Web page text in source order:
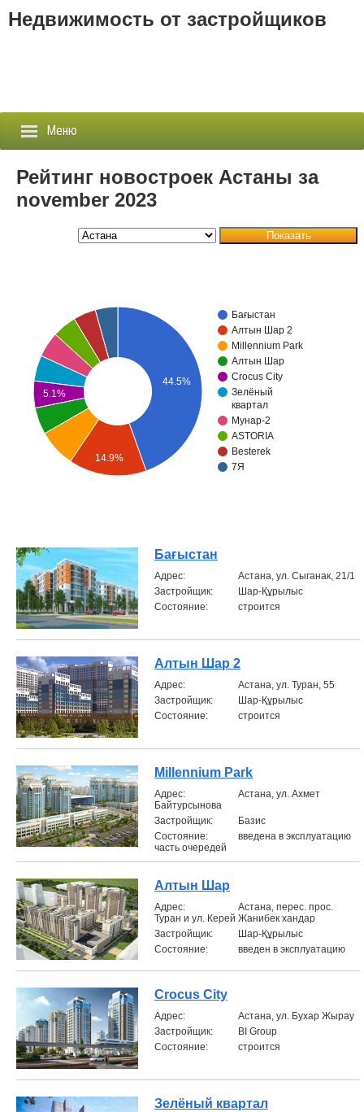
Недвижимость от застройщиков
Меню
Застройщики
Новостройки
Агентства
Объявления
Кабинет
Рейтинг новостроек Астаны за
november 2023
Показать
Бағыстан
Алтын Шар 2
Millennium Park
Алтын Шар
Crocus City
Зелёный
квартал
Мунар-2
ASTORIA
Besterek
7Я
44.5%
5.1%
14.9%
Бағыстан
Aдрес:
Астана, ул. Сыганак, 21/1
Застройщик:
Шар-Құрылыс
Состояние:
строится
Алтын Шар 2
Aдрес:
Астана, ул. Туран, 55
Застройщик:
Шар-Құрылыс
Состояние:
строится
Millennium Park
Aдрес:
Астана, ул. Ахмет
Байтурсынова
Застройщик:
Базис
Состояние:
введена в эксплуатацию
часть очередей
Алтын Шар
Aдрес:
Астана, перес. прос.
Туран и ул. Керей Жанибек хандар
Застройщик:
Шар-Құрылыс
Состояние:
введен в эксплуатацию
Crocus City
Aдрес:
Астана, ул. Бухар Жырау
Застройщик:
BI Group
Состояние:
строится
Зелёный квартал